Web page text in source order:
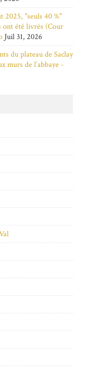
2025, "seuls 40 %"
ont été livrés (Cour
Juil 31, 2026
du plateau de Saclay
murs de l’abbaye -